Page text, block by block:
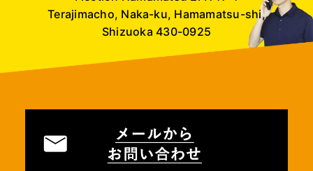
Terajimacho, Naka-ku, Hamamatsu-shi,
Shizuoka 430-0925